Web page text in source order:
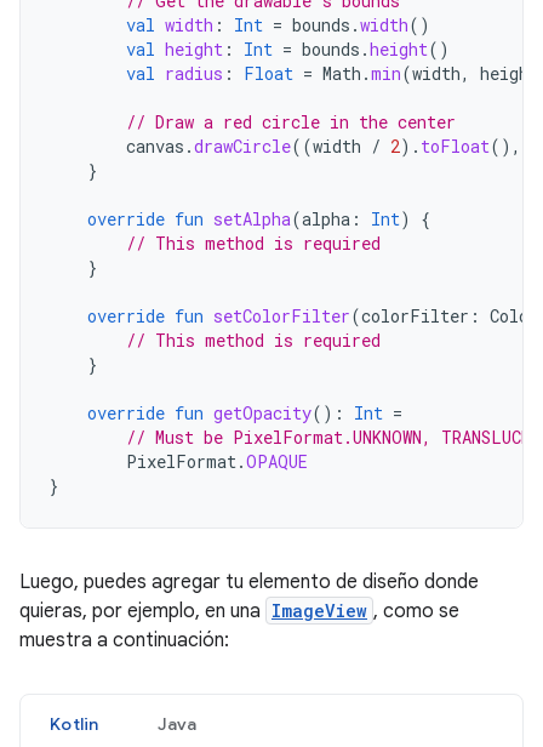
val width : Int = bounds .width()
val height : Int = bounds .height()
val radius : Float = Math .min(width, height
// Draw a red circle in the center
canvas .drawCircle((width / 2). toFloat(),
}
override fun setAlpha(alpha : Int)
{
// This method is required
}
override fun setColorFilter(colorFilter :
// This method is required
}
override fun getOpacity(): Int =
// Must be PixelFormat.UNKNOWN,
PixelFormat.OPAQUE
}
Luego, puedes agregar tu elemento de diseño donde
quieras, por ejemplo, en una ImageView , como se
muestra a continuación:
Kotlin Java